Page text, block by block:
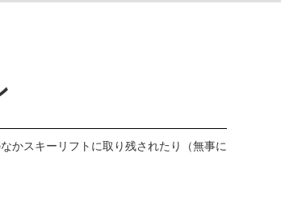
かスキーリフトに取り残されたり（無事に